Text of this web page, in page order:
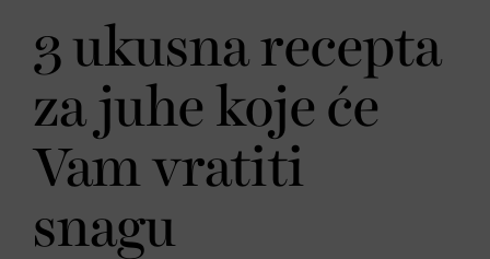
3 ukusna recepta
za juhe koje će
Vam vratiti
snagu